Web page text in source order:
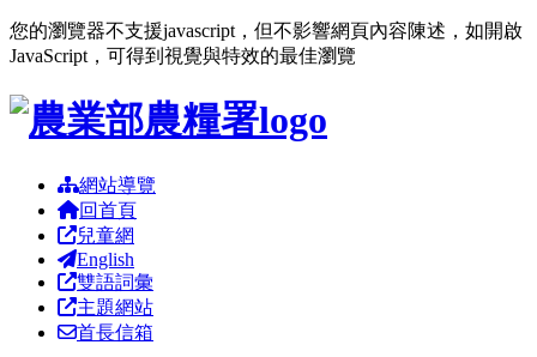
您的瀏覽器不支援javascript，但不影響網頁內容陳述，如開啟
JavaScript，可得到視覺與特效的最佳瀏覽
跳到主要內容區塊
網站導覽
回首頁
兒童網
English
雙語詞彙
主題網站
首長信箱